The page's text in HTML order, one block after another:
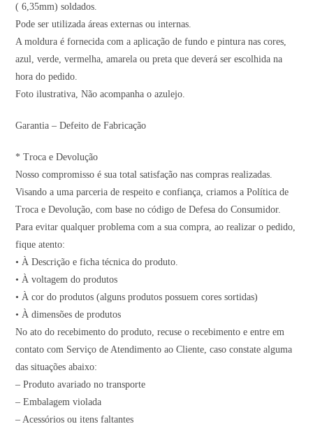
( 6,35mm) soldados.
Pode ser utilizada áreas externas ou internas.
A moldura é fornecida com a aplicação de fundo e pintura nas cores,
azul, verde, vermelha, amarela ou preta que deverá ser escolhida na
hora do pedido.
Foto ilustrativa, Não acompanha o azulejo.
Garantia – Defeito de Fabricação
* Troca e Devolução
Nosso compromisso é sua total satisfação nas compras realizadas.
Visando a uma parceria de respeito e confiança, criamos a Política de
Troca e Devolução, com base no código de Defesa do Consumidor.
Para evitar qualquer problema com a sua compra, ao realizar o pedido,
fique atento:
• À Descrição e ficha técnica do produto.
• À voltagem do produtos
• À cor do produtos (alguns produtos possuem cores sortidas)
• À dimensões de produtos
No ato do recebimento do produto, recuse o recebimento e entre em
contato com Serviço de Atendimento ao Cliente, caso constate alguma
das situações abaixo:
– Produto avariado no transporte
– Embalagem violada
– Acessórios ou itens faltantes